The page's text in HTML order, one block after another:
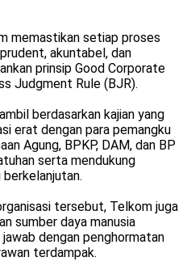
memastikan setiap proses
akuntabel, dan
prinsip Good Corporate
Judgment Rule (BJR).
berdasarkan kajian yang
erat dengan para pemangku
Agung, BPKP, DAM, dan BP
serta mendukung
tersebut, Telkom juga
sumber daya manusia
dengan penghormatan
terdampak.